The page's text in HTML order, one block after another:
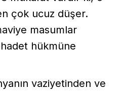
çok ucuz düşer.
masumlar
hükmüne
vaziyetinden ve